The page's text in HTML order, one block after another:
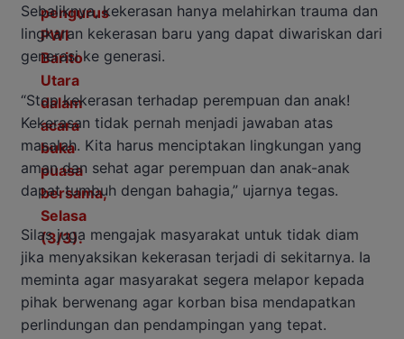
Sebaliknya, kekerasan hanya melahirkan trauma dan
lingkaran kekerasan baru yang dapat diwariskan dari
generasi ke generasi.
“Stop kekerasan terhadap perempuan dan anak!
Kekerasan tidak pernah menjadi jawaban atas
masalah. Kita harus menciptakan lingkungan yang
aman dan sehat agar perempuan dan anak-anak
dapat tumbuh dengan bahagia,” ujarnya tegas.
Silas juga mengajak masyarakat untuk tidak diam
jika menyaksikan kekerasan terjadi di sekitarnya. Ia
meminta agar masyarakat segera melapor kepada
pihak berwenang agar korban bisa mendapatkan
perlindungan dan pendampingan yang tepat.